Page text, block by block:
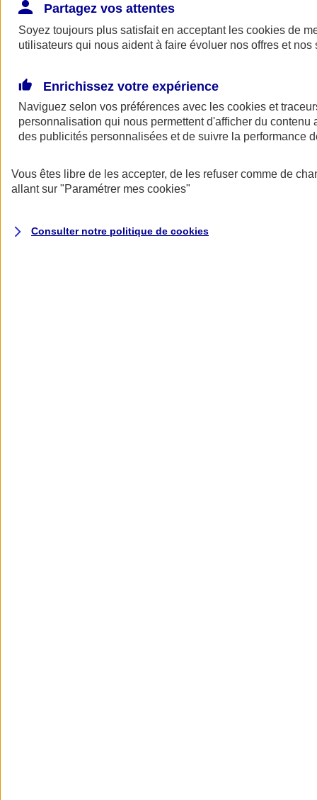
Assurance multirisque agricole
transformation et de diversification
Partagez vos attentes
Soyez toujours plus satisfait en acceptant les cookies de
utilisateurs qui nous aident à faire évoluer nos offres et nos
Enrichissez votre expérience
Naviguez selon vos préférences avec les cookies et
personnalisation qui nous permettent d'afficher du contenu
des publicités personnalisées et de suivre la performance
Vous êtes libre de les accepter, de les refuser comme de
allant sur "Paramétrer mes cookies"
Consulter notre politique de cookies